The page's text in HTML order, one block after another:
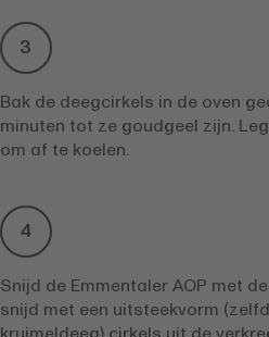
Bak de deegcirkels in de oven
minuten tot ze goudgeel zijn.
om af te koelen.
Snijd de Emmentaler AOP met
snijd met een uitsteekvorm